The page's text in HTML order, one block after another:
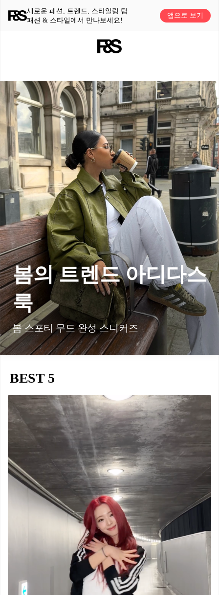
새로운 패션, 트렌드, 스타일링 팁
패션 & 스타일에서 만나보세요!
앱으로 보기
봄의 트렌드 아디다스
룩
봄 스포티 무드 완성 스니커즈
BEST 5